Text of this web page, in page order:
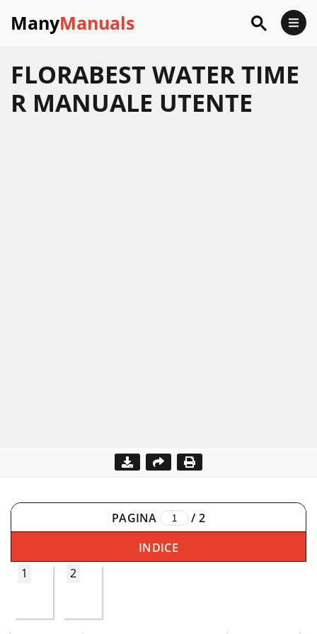
ManyManuals
FLORABEST WATER TIME
R MANUALE UTENTE
PAGINA / 2
INDICE
1
2